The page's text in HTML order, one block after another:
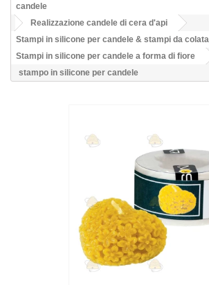
candele
Realizzazione candele di cera d'api
Stampi in silicone per candele & stampi da colata
Stampi in silicone per candele a forma di fiore
stampo in silicone per candele